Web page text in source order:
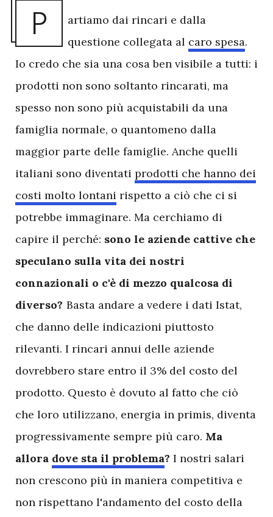
P
artiamo dai rincari e dalla
questione collegata al caro spesa.
Io credo che sia una cosa ben visibile a tutti: i
prodotti non sono soltanto rincarati, ma
spesso non sono più acquistabili da una
famiglia normale, o quantomeno dalla
maggior parte delle famiglie. Anche quelli
italiani sono diventati prodotti che hanno dei
costi molto lontani rispetto a ciò che ci si
potrebbe immaginare. Ma cerchiamo di
capire il perché: sono le aziende cattive che
speculano sulla vita dei nostri
connazionali o c'è di mezzo qualcosa di
diverso? Basta andare a vedere i dati Istat,
che danno delle indicazioni piuttosto
rilevanti. I rincari annui delle aziende
dovrebbero stare entro il 3% del costo del
prodotto. Questo è dovuto al fatto che ciò
che loro utilizzano, energia in primis, diventa
progressivamente sempre più caro. Ma
allora dove sta il problema? I nostri salari
non crescono più in maniera competitiva e
non rispettano l'andamento del costo della